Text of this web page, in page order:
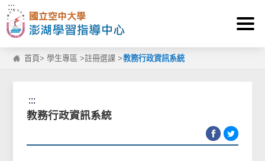
跳到主要內容區塊
:::
首頁>學生專區 >註冊選課 >教務行政資訊系統
:::
教務行政資訊系統